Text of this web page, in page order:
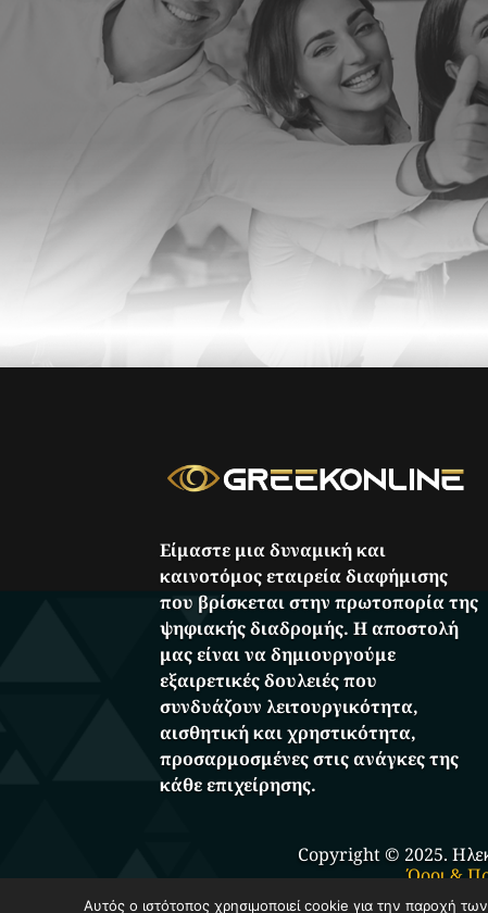
Είμαστε μια δυναμική και
καινοτόμος εταιρεία διαφήμισης
που βρίσκεται στην πρωτοπορία της
ψηφιακής διαδρομής. Η αποστολή
μας είναι να δημιουργούμε
εξαιρετικές δουλειές που
συνδυάζουν λειτουργικότητα,
αισθητική και χρηστικότητα,
προσαρμοσμένες στις ανάγκες της
κάθε επιχείρησης.
Copyright © 2025.
Όροι &
Αυτός ο ιστότοπος χρησιμοποιεί cookie για την παροχή